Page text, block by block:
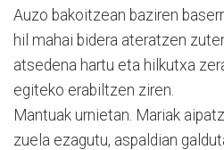
Auzo bakoitzean baziren
hil mahai bidera ateratzen
atsedena hartu eta hilkutxa
egiteko erabiltzen ziren.
Mantuak urnietan. Mariak
zuela ezagutu, aspaldian